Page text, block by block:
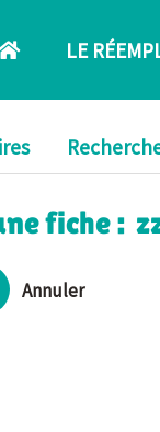
LE
fiche :
Annuler